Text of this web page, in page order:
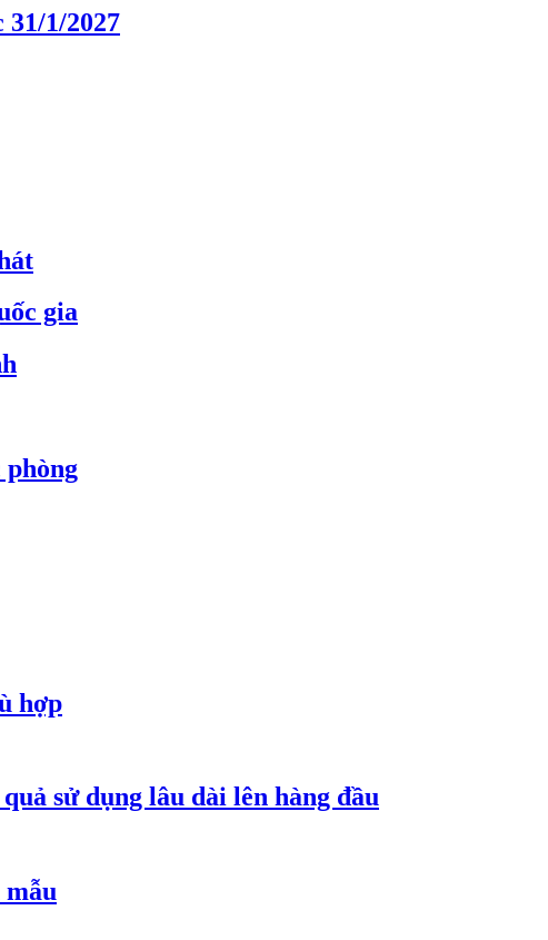
1/2027
gia
hợp
sử dụng lâu dài lên hàng đầu